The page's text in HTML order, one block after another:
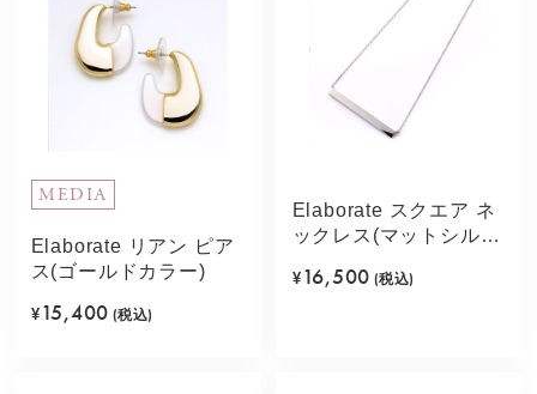
MEDIA
Elaborate リアン ピア
ス(ゴールドカラー)
¥ 15,400 (税込)
Elaborate スクエア ネ
ックレス(マットシルバ
¥ 16,500 (税込)